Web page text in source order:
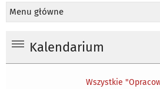
Menu główne
Kalendarium
Wszystkie